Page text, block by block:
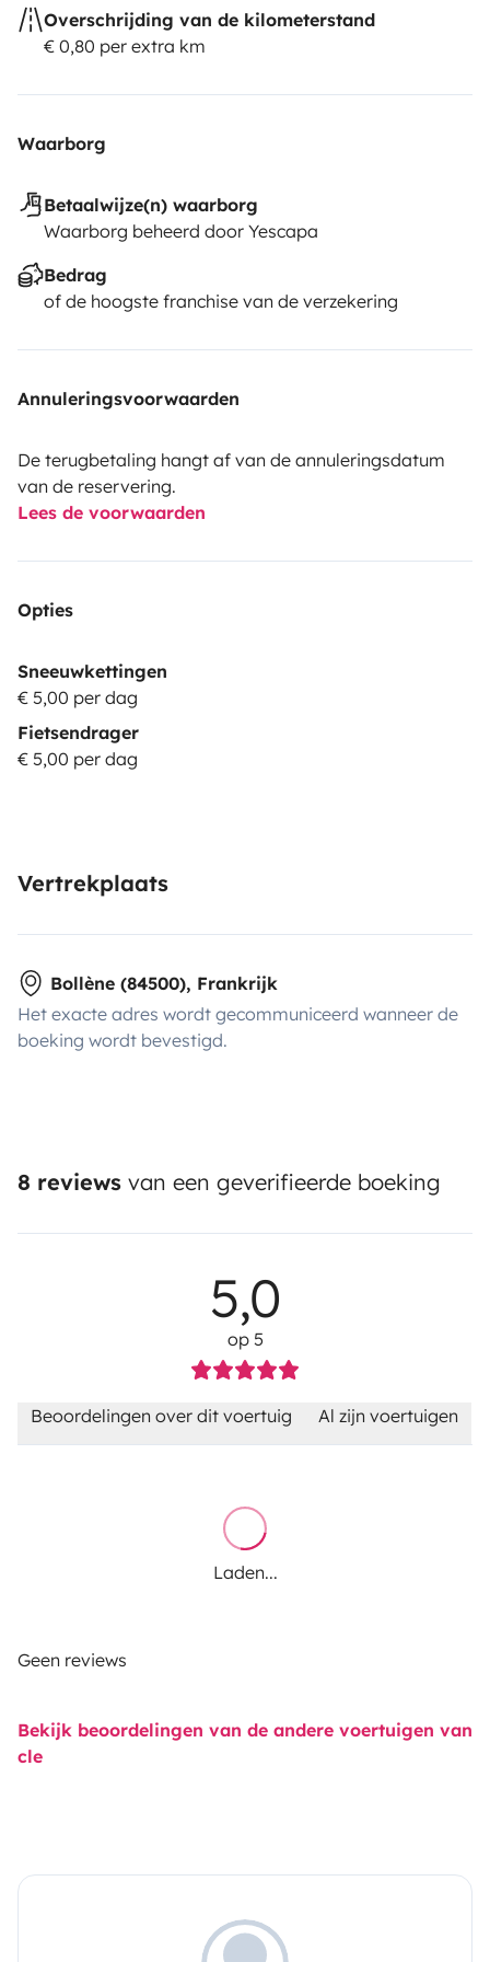
Overschrijding van de kilometerstand
€ 0,80 per extra km
Waarborg
Betaalwijze(n) waarborg
Waarborg beheerd door Yescapa
Bedrag
of de hoogste franchise van de verzekering
Annuleringsvoorwaarden
De terugbetaling hangt af van de annuleringsdatum
van de reservering.
Lees de voorwaarden
Opties
Sneeuwkettingen
€ 5,00 per dag
Fietsendrager
€ 5,00 per dag
Vertrekplaats
Bollène (84500), Frankrijk
Het exacte adres wordt gecommuniceerd wanneer de
boeking wordt bevestigd.
8 reviews van een geverifieerde boeking
5,0
op 5
Beoordelingen over dit voertuig Al zijn voertuigen
Laden...
Geen reviews
Bekijk beoordelingen van de andere voertuigen van
cle